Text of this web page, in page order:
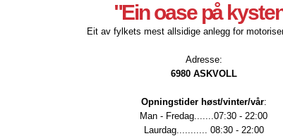
"Ein oase på
Eit av fylkets mest allsidige anlegg for
Adresse:
6980 ASKVOLL
Opningstider høst/vinter/vår:
Man - Fredag.......07:30 - 22:00
Laurdag........... 08:30 - 22:00